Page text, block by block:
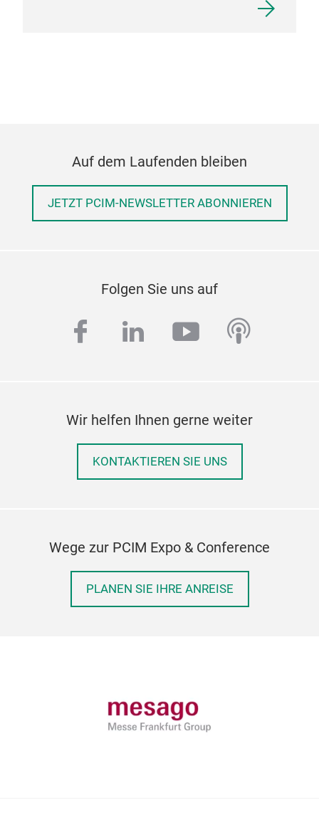
Auf dem Laufenden bleiben
JETZT PCIM-NEWSLETTER ABONNIEREN
Folgen Sie uns auf
facebook
linkedinyoutube
Wir helfen Ihnen gerne weiter
KONTAKTIEREN SIE UNS
Wege zur PCIM Expo & Conference
PLANEN SIE IHRE ANREISE